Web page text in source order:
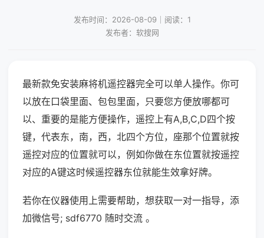
发布时间：2026-08-09｜阅读：1
发布者：软搜网
最新款免安装麻将机遥控器完全可以单人操作。你可
以放在口袋里面、包包里面，只要您方便放哪都可
以、重要的是能方便操作，遥控上有A,B,C,D四个按
键，代表东，南，西，北四个方位，座那个位置就按
遥控对应的位置就可以，例如你做在东位置就按遥控
对应的A键这时候遥控器东位就能生效拿好牌。
若你在仪器使用上需要帮助，想获取一对一指导，添
加微信号; sdf6770 随时交流 。